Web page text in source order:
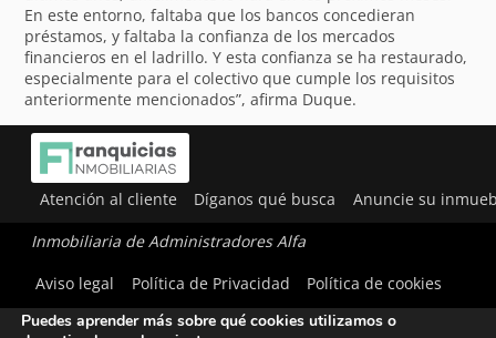
En este entorno, faltaba que los bancos concedieran
préstamos, y faltaba la confianza de los mercados
financieros en el ladrillo. Y esta confianza se ha restaurado,
especialmente para el colectivo que cumple los requisitos
anteriormente mencionados”, afirma Duque.
Atención al cliente Díganos qué busca Anuncie su
Inmobiliaria de Administradores Alfa
Aviso legal
Política de Privacidad Política de cookies
Utilizamos cookies para ofrecerte la mejor experiencia en
Puedes aprender más sobre qué cookies utilizamos o